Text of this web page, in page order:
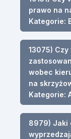
prawo na
Kategorie:
13075)
wobec
na
Kategorie:
8979) Jaki